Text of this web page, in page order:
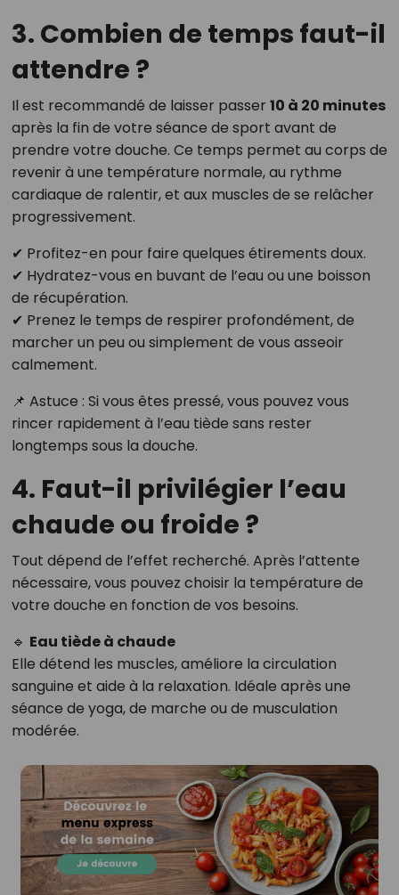
3. Combien de temps faut-il
attendre ?
Il est recommandé de laisser passer 10 à 20 minutes
après la fin de votre séance de sport avant de
prendre votre douche. Ce temps permet au corps de
revenir à une température normale, au rythme
cardiaque de ralentir, et aux muscles de se relâcher
progressivement.
✔ Profitez-en pour faire quelques étirements doux.
✔ Hydratez-vous en buvant de l’eau ou une boisson
de récupération.
✔ Prenez le temps de respirer profondément, de
marcher un peu ou simplement de vous asseoir
calmement.
📌 Astuce : Si vous êtes pressé, vous pouvez vous
rincer rapidement à l’eau tiède sans rester
longtemps sous la douche.
4. Faut-il privilégier l’eau
chaude ou froide ?
Tout dépend de l’effet recherché. Après l’attente
nécessaire, vous pouvez choisir la température de
votre douche en fonction de vos besoins.
🔹 Eau tiède à chaude
Elle détend les muscles, améliore la circulation
sanguine et aide à la relaxation. Idéale après une
séance de yoga, de marche ou de musculation
modérée.